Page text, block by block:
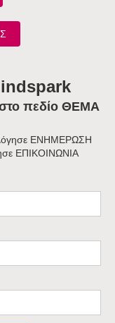
πεδίο ΘΕΜΑ
ΕΝΗΜΕΡΩΣΗ
ΕΠΙΚΟΙΝΩΝΙΑ